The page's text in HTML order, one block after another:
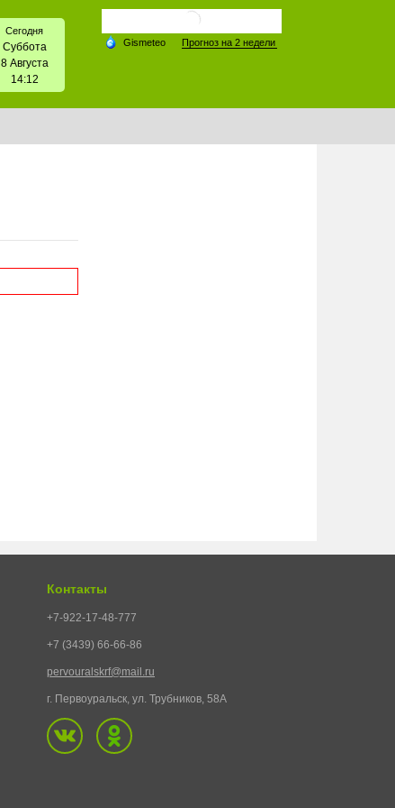
Сегодня
Суббота
8 Августа
14:12
Контакты
+7-922-17-48-777
+7 (3439) 66-66-86
pervouralskrf@mail.ru
г. Первоуральск, ул. Трубников, 58А